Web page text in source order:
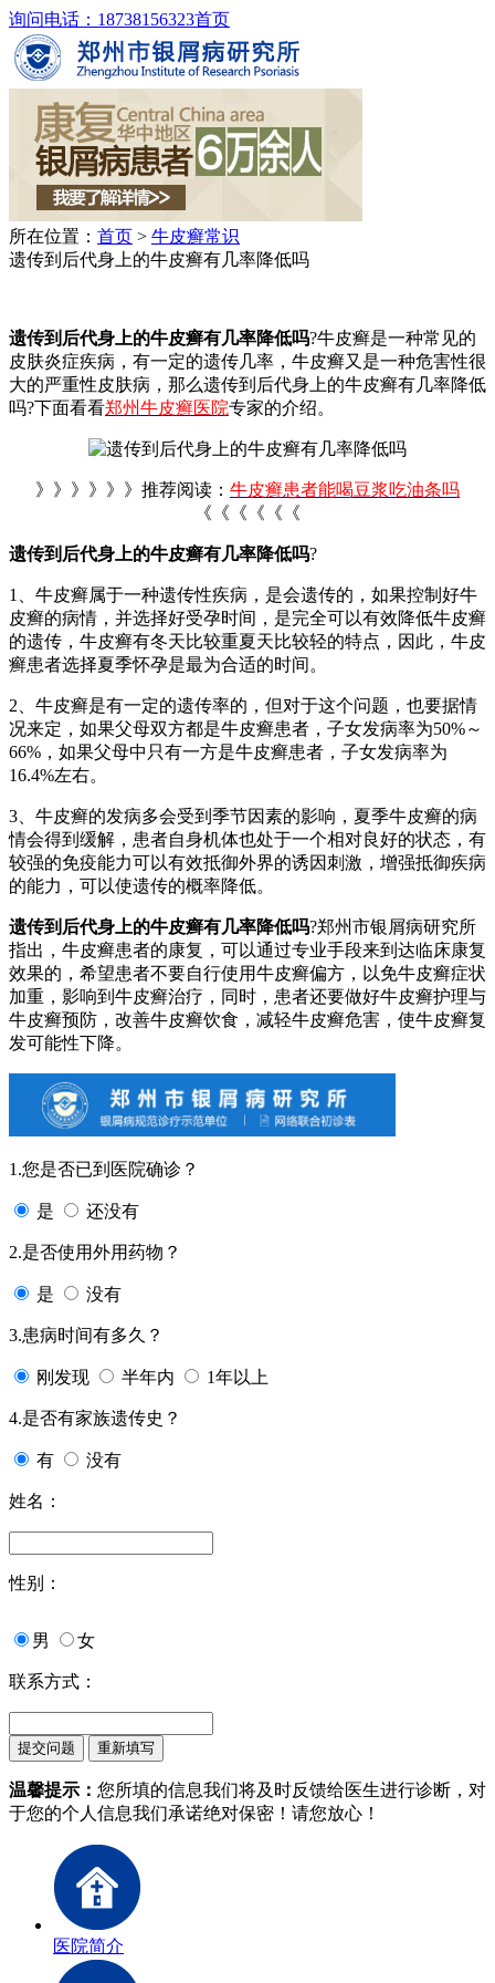
首页
询问电话：18738156323
所在位置： 首页 > 牛皮癣常识
遗传到后代身上的牛皮癣有几率降低吗
遗传到后代身上的牛皮癣有几率降低吗?牛皮癣是一种常见的
皮肤炎症疾病，有一定的遗传几率，牛皮癣又是一种危害性很
大的严重性皮肤病，那么遗传到后代身上的牛皮癣有几率降低
吗?下面看看郑州牛皮癣医院专家的介绍。
》》》》》》推荐阅读： 牛皮癣患者能喝豆浆吃油条吗
《《《《《《
遗传到后代身上的牛皮癣有几率降低吗?
1、牛皮癣属于一种遗传性疾病，是会遗传的，如果控制好牛
皮癣的病情，并选择好受孕时间，是完全可以有效降低牛皮癣
的遗传，牛皮癣有冬天比较重夏天比较轻的特点，因此，牛皮
癣患者选择夏季怀孕是最为合适的时间。
2、牛皮癣是有一定的遗传率的，但对于这个问题，也要据情
况来定，如果父母双方都是牛皮癣患者，子女发病率为50%～
66%，如果父母中只有一方是牛皮癣患者，子女发病率为
16.4%左右。
3、牛皮癣的发病多会受到季节因素的影响，夏季牛皮癣的病
情会得到缓解，患者自身机体也处于一个相对良好的状态，有
较强的免疫能力可以有效抵御外界的诱因刺激，增强抵御疾病
的能力，可以使遗传的概率降低。
遗传到后代身上的牛皮癣有几率降低吗?郑州市银屑病研究所
指出，牛皮癣患者的康复，可以通过专业手段来到达临床康复
效果的，希望患者不要自行使用牛皮癣偏方，以免牛皮癣症状
加重，影响到牛皮癣治疗，同时，患者还要做好牛皮癣护理与
牛皮癣预防，改善牛皮癣饮食，减轻牛皮癣危害，使牛皮癣复
发可能性下降。
1.您是否已到医院确诊？
是 还没有
2.是否使用外用药物？
是 没有
3.患病时间有多久？
刚发现 半年内 1年以上
4.是否有家族遗传史？
有 没有
姓名：
性别：
男 女
联系方式：
温馨提示： 您所填的信息我们将及时反馈给医生进行诊断，对
于您的个人信息我们承诺绝对保密！请您放心！
医院简介